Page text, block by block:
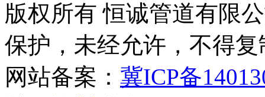
版权所有 恒诚管道有限
保护，未经允许，不得
网站备案： 冀ICP备